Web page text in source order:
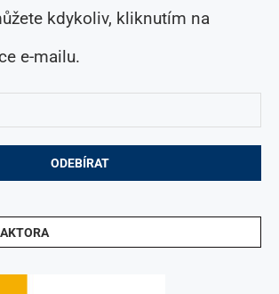
kdykoliv, kliknutím na
e-mailu.